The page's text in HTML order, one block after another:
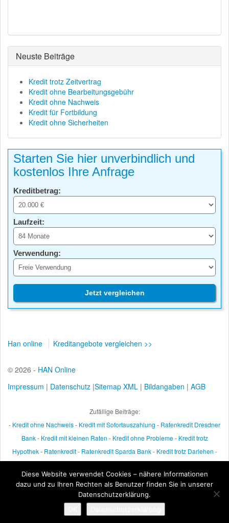
Neuste Beiträge
Kredit trotz Zeitvertrag
Kredit ohne Bearbeitungsgebühr
Kredit ohne Nachweis
Kredit für Fortbildung
Kredit ohne Sicherheiten
Starten Sie hier unverbindlich und
kostenlos Ihre Anfrage
Kreditbetrag:
Laufzeit:
Verwendung:
Jetzt vergleichen
Han online Kreditangebote vergleichen >>
© 2026 - HAN Online
Impressum | Datenschutz |Sitemap XML | Bildangaben | AGB
Zufällige Beiträge:
- Kredit ohne Nachweis- Kredit mit Sofortauszahlung - Ratenkredit Dresdner
Bank- Kredit mit kleinen Raten - Kredit ohne Probleme- Kredit trotz
Hypothek- Ratenkredit- Ratenkredit Sparda Bank- Kredit trotz Darlehen -
Kredit für plastische Chirurgie-Ratenkredit mit Sondertilgung-Kredit mit
Umschuldung-
Diese Website verwendet Cookies – nähere Informationen
dazu und zu Ihren Rechten als Benutzer finden Sie in unserer
Datenschutzerklärung.